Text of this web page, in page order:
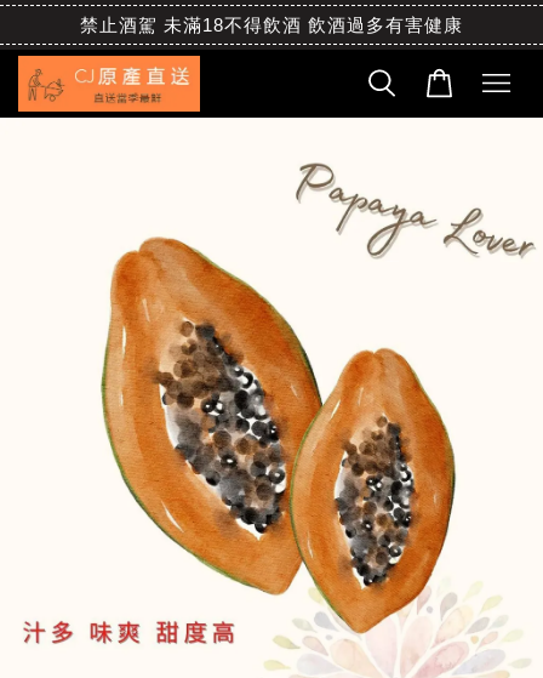
禁止酒駕 未滿18不得飲酒 飲酒過多有害健康